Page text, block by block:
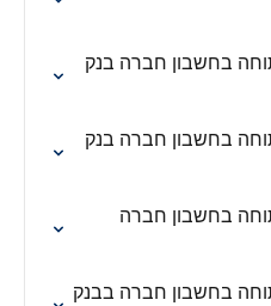
בחשבון חברה בנק
בחשבון חברה בנק
בחשבון חברה
בחשבון חברה בבנק